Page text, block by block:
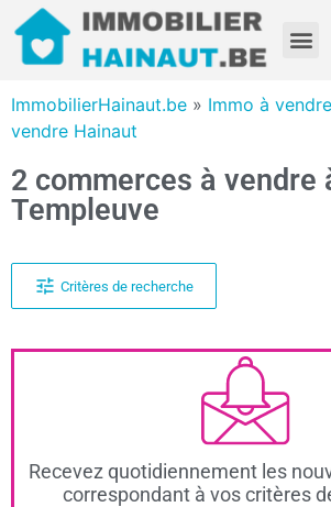
ImmobilierHainaut.be » Immo à vendre
vendre Hainaut
2 commerces à vendre
Templeuve
Critères de recherche
Recevez quotidiennement les
correspondant à vos critères